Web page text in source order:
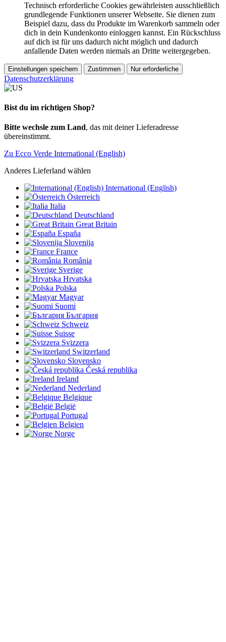
Technisch erforderliche Cookies gewährleisten ausschließlich
grundlegende Funktionen unserer Webseite. Sie dienen zum
Beispiel dazu, dass du Produkte im Warenkorb sammeln oder
dich in dein Kundenkonto einloggen kannst. Ein Rückschluss
auf dich ist für uns dadurch nicht möglich und dadurch
anfallende Daten werden niemals an Dritte weitergegeben.
Einstellungen speichern Zustimmen Nur erforderliche
Datenschutzerklärung
Bist du im richtigen Shop?
Bitte wechsle zum Land, das mit deiner Lieferadresse
übereinstimmt.
Zu Ecco Verde International (English)
Anderes Lieferland wählen
International (English)
Österreich
Italia
Deutschland
Great Britain
España
Slovenija
France
România
Sverige
Hrvatska
Polska
Magyar
Suomi
България
Schweiz
Suisse
Svizzera
Switzerland
Slovensko
Česká republika
Ireland
Nederland
Belgique
België
Portugal
Belgien
Norge